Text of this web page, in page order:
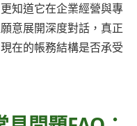
知道它在企業經營與專
意展開深度對話，真正
在的帳務結構是否承受